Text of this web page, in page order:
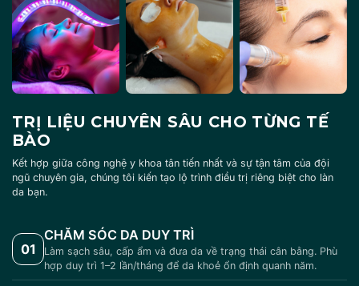
TRỊ LIỆU CHUYÊN SÂU CHO TỪNG TẾ
BÀO
Kết hợp giữa công nghệ y khoa tân tiến nhất và sự tận tâm của đội
ngũ chuyên gia, chúng tôi kiến tạo lộ trình điều trị riêng biệt cho làn
da bạn.
01
CHĂM SÓC DA DUY TRÌ
Làm sạch sâu, cấp ẩm và đưa da về trạng thái cân bằng. Phù
hợp duy trì 1–2 lần/tháng để da khoẻ ổn định quanh năm.